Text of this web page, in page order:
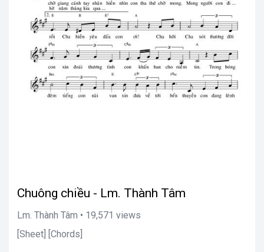
Chuông chiều - Lm. Thành Tâm
Lm. Thành Tâm • 19,571 views
[Sheet] [Chords]